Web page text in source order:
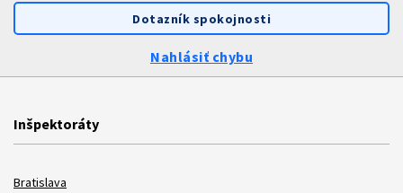
Dotazník spokojnosti
Nahlásiť chybu
Inšpektoráty
Bratislava